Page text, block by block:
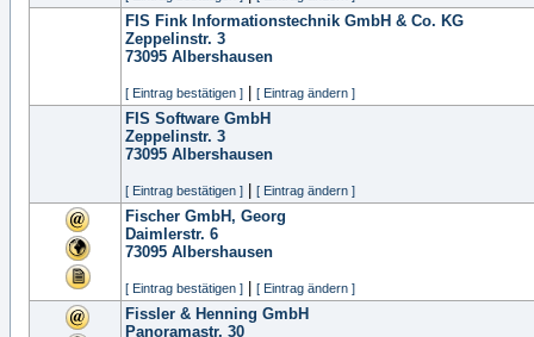
FIS Fink Informationstechnik GmbH & Co. KG
Zeppelinstr. 3
73095 Albershausen
[ Eintrag bestätigen ] [ Eintrag ändern ]
FIS Software GmbH
Zeppelinstr. 3
73095 Albershausen
[ Eintrag bestätigen ] [ Eintrag ändern ]
Fischer GmbH, Georg
Daimlerstr. 6
73095 Albershausen
[ Eintrag bestätigen ] [ Eintrag ändern ]
Fissler & Henning GmbH
Panoramastr. 30